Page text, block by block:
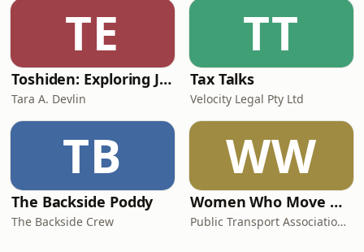
TE
Toshiden: Exploring Japanese Urban Legends
Tara A. Devlin
TT
Tax Talks
Velocity Legal Pty Ltd
TB
The Backside Poddy
The Backside Crew
WW
Women Who Move Nations - The Public Transport Podcast
Public Transport Association Australia New Zealand